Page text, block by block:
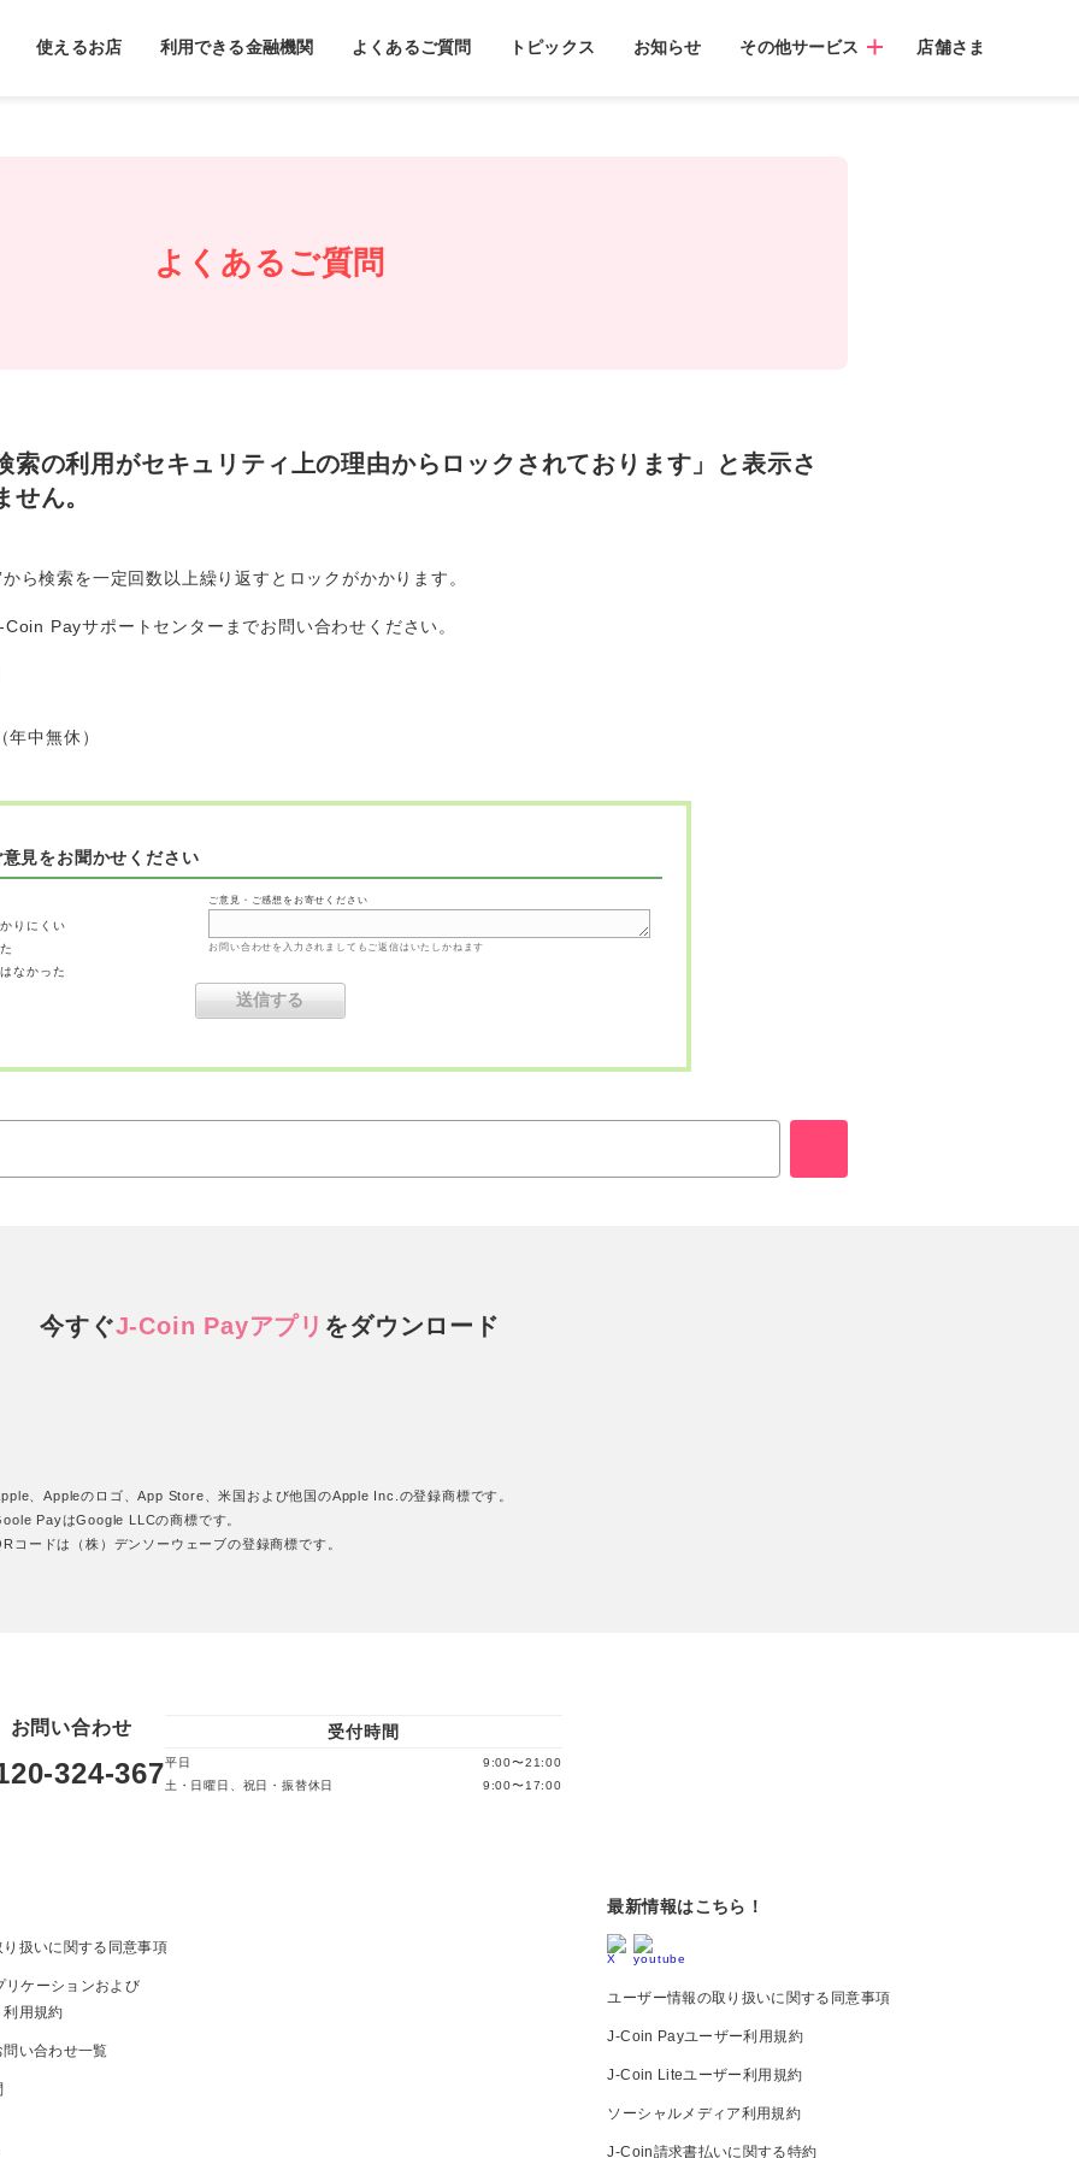
使えるお店 利用できる金融機関 よくあるご質問 トピックス お知らせ その他サービス 店舗さま
よくあるご質問
索の利用がセキュリティ上の理由からロックされております」と表示さ
ん。
ら検索を一定回数以上繰り返すとロックがかかります。
Payサポートセンターまでお問い合わせください。
中無休）
見をお聞かせください
りにくい
なかった
ご意見・ご感想をお寄せください
お問い合わせを入力されましてもご返信はいたしかねます
今すぐJ-Coin Payアプリ をダウンロード
、Appleのロゴ、App Store、米国および他国のApple Inc.の登録商標です。
PayはGoogle LLCの商標です。
コードは（株）デンソーウェーブの登録商標です。
お問い合わせ
324-367
受付時間
平日
9:00〜21:00
土・日曜日、祝日・振替休日
9:00〜17:00
扱いに関する同意事項
ケーションおよび
用規約
い合わせ一覧
最新情報はこちら！
ユーザー情報の取り扱いに関する同意事項
J-Coin Payユーザー利用規約
J-Coin Liteユーザー利用規約
ソーシャルメディア利用規約
J-Coin請求書払いに関する特約